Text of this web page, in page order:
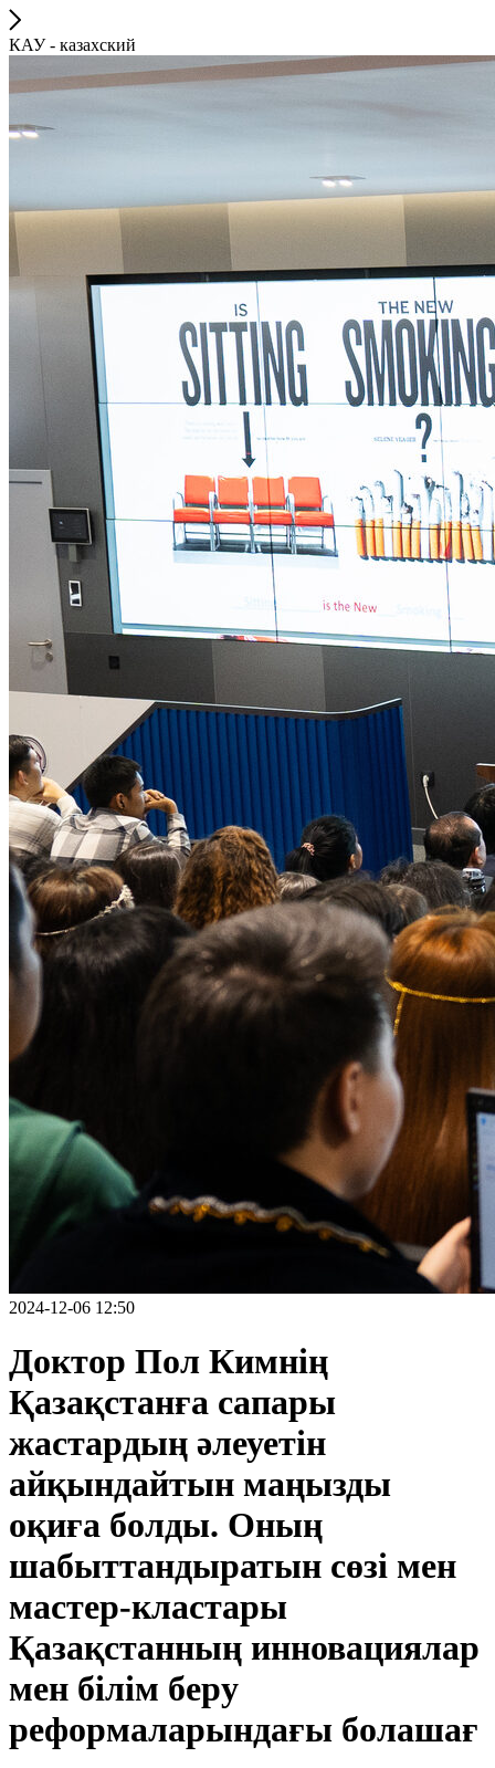
КАУ - казахский
2024-12-06 12:50
Доктор Пол Кимнің
Қазақстанға сапары
жастардың әлеуетін
айқындайтын маңызды
оқиға болды. Оның
шабыттандыратын сөзі мен
мастер-кластары
Қазақстанның инновациялар
мен білім беру
реформаларындағы болашағ